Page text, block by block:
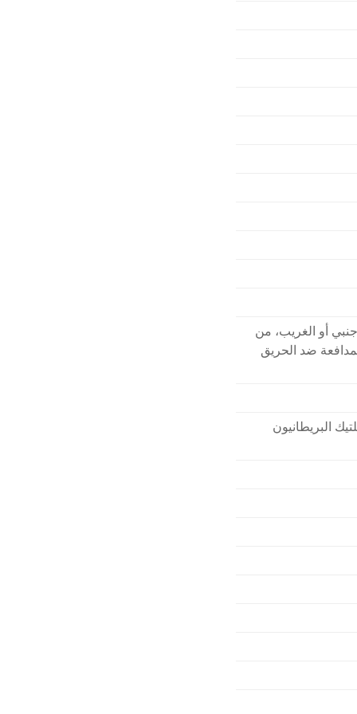
أو الغريب، من
ضد الحريق
البريطانيون